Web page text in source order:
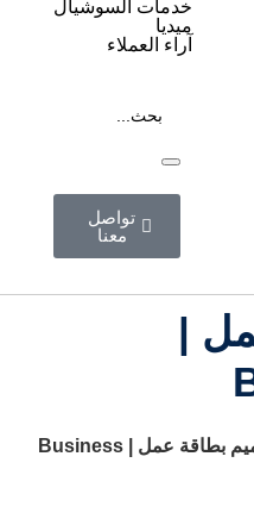
خدمات السوشيال
ميديا
آراء العملاء
تواصل
معنا
|
تصميم بطاقة عمل | Business